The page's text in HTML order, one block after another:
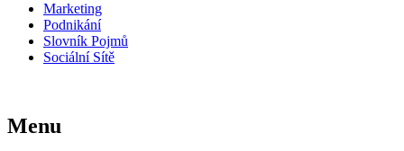
Marketing
Podnikání
Slovník Pojmů
Sociální Sítě
Menu